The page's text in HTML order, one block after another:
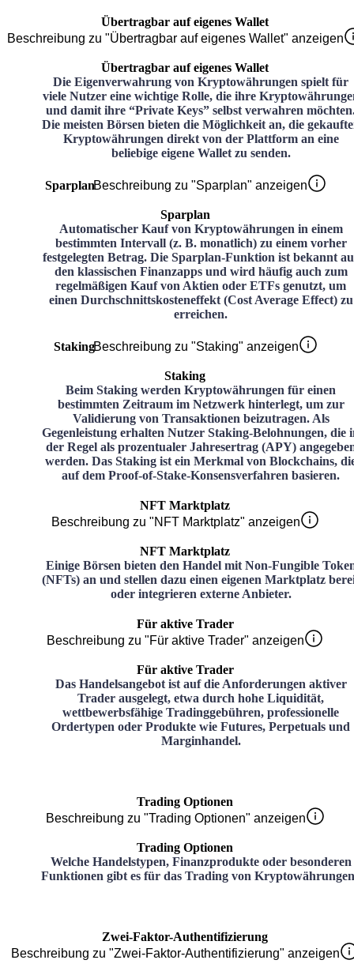
Übertragbar auf eigenes Wallet
Beschreibung zu "Übertragbar auf eigenes Wallet" anzeigen
Übertragbar auf eigenes Wallet
Die Eigenverwahrung von Kryptowährungen spielt für
viele Nutzer eine wichtige Rolle, die ihre
und damit ihre “Private Keys” selbst verwahren
Die meisten Börsen bieten die Möglichkeit an, die
Kryptowährungen direkt von der Plattform an eine
beliebige eigene Wallet zu senden.
SparplanBeschreibung zu "Sparplan" anzeigen
Sparplan
Automatischer Kauf von Kryptowährungen in einem
bestimmten Intervall (z. B. monatlich) zu einem vorher
festgelegten Betrag. Die Sparplan-Funktion ist bekannt
den klassischen Finanzapps und wird häufig auch zum
regelmäßigen Kauf von Aktien oder ETFs genutzt, um
einen Durchschnittskosteneffekt (Cost Average Effect) zu
erreichen.
StakingBeschreibung zu "Staking" anzeigen
Staking
Beim Staking werden Kryptowährungen für einen
bestimmten Zeitraum im Netzwerk hinterlegt, um zur
Validierung von Transaktionen beizutragen. Als
Gegenleistung erhalten Nutzer Staking-Belohnungen, die
der Regel als prozentualer Jahresertrag (APY)
werden. Das Staking ist ein Merkmal von Blockchains,
auf dem Proof-of-Stake-Konsensverfahren basieren.
NFT Marktplatz
Beschreibung zu "NFT Marktplatz" anzeigen
NFT Marktplatz
Einige Börsen bieten den Handel mit Non-Fungible
(NFTs) an und stellen dazu einen eigenen Marktplatz
oder integrieren externe Anbieter.
Für aktive Trader
Beschreibung zu "Für aktive Trader" anzeigen
Für aktive Trader
Das Handelsangebot ist auf die Anforderungen aktiver
Trader ausgelegt, etwa durch hohe Liquidität,
wettbewerbsfähige Tradinggebühren, professionelle
Ordertypen oder Produkte wie Futures, Perpetuals und
Marginhandel.
Trading Optionen
Beschreibung zu "Trading Optionen" anzeigen
Trading Optionen
Welche Handelstypen, Finanzprodukte oder besonderen
Funktionen gibt es für das Trading von
Zwei-Faktor-Authentifizierung
Beschreibung zu "Zwei-Faktor-Authentifizierung" anzeigen